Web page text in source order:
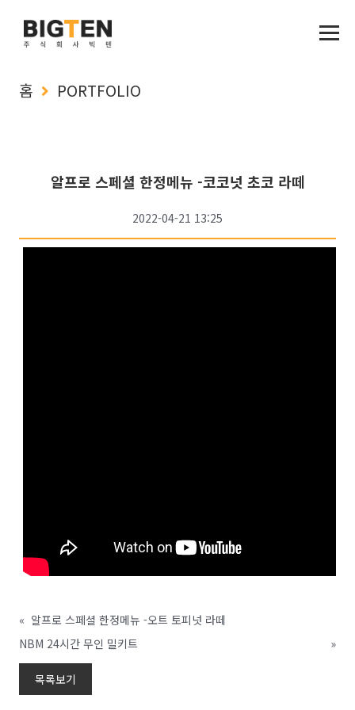
홈 PORTFOLIO
알프로 스페셜 한정메뉴 -코코넛 초코 라떼
2022-04-21 13:25
« 알프로 스페셜 한정메뉴 -오트 토피넛 라떼
NBM 24시간 무인 밀키트
»
목록보기